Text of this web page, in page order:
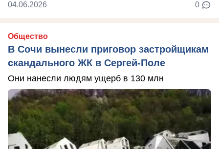
04.06.2026 0
Общество
В Сочи вынесли приговор застройщикам
скандального ЖК в Сергей-Поле
Они нанесли людям ущерб в 130 млн